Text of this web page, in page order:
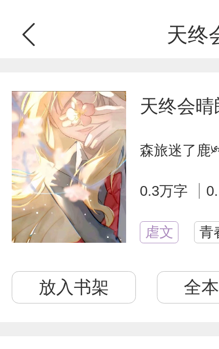
天终
天终会晴
森旅迷了鹿
0.3万字
虐文 青
放入书架 全